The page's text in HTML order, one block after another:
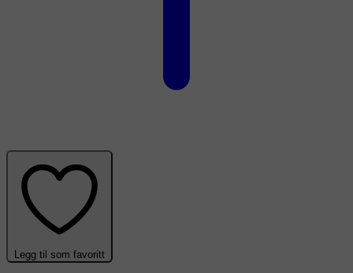
Legg til som favoritt